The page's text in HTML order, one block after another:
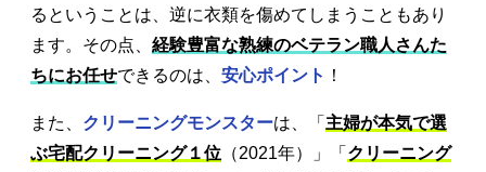
るということは、逆に衣類を傷めてしまうこともあり
ます。その点、 経験豊富な熟練のベテラン職人さんた
ちにお任せできるのは、 安心ポイント ！
また、 クリーニングモンスターは、「 主婦が本気で選
ぶ宅配クリーニング１位 （2021年）」「 クリーニング